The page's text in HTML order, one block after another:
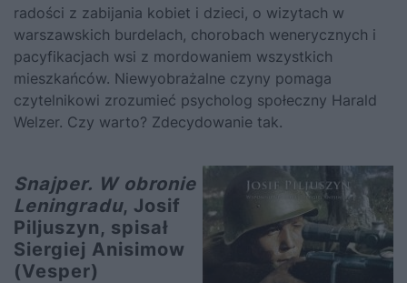
radości z zabijania kobiet i dzieci, o wizytach w
warszawskich burdelach, chorobach wenerycznych i
pacyfikacjach wsi z mordowaniem wszystkich
mieszkańców. Niewyobrażalne czyny pomaga
czytelnikowi zrozumieć psycholog społeczny Harald
Welzer. Czy warto? Zdecydowanie tak.
Snajper. W obronie
Leningradu, Josif
Piljuszyn, spisał
Siergiej Anisimow
(Vesper)